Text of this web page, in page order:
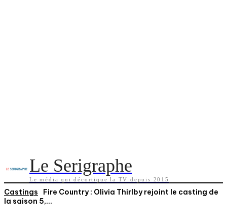
Le Serigraphe
Le média qui décortique la TV depuis 2015
Castings
Fire Country : Olivia Thirlby rejoint le casting de
la saison 5,...